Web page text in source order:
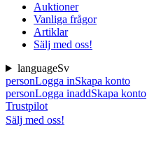
Auktioner
Vanliga frågor
Artiklar
Sälj med oss!
languageSv
personLogga inSkapa konto
personLogga inaddSkapa konto
Trustpilot
Sälj med oss!